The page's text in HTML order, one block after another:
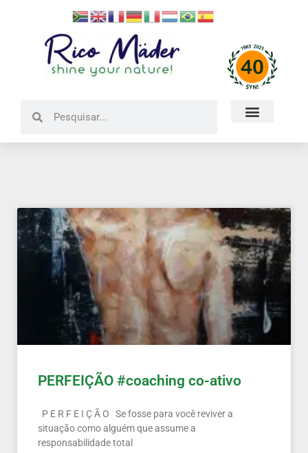
PERFEIÇÃO #coaching co-ativo
P E R F E I Ç Ã O Se fosse para você reviver a
situação como alguém que assume a
responsabilidade total